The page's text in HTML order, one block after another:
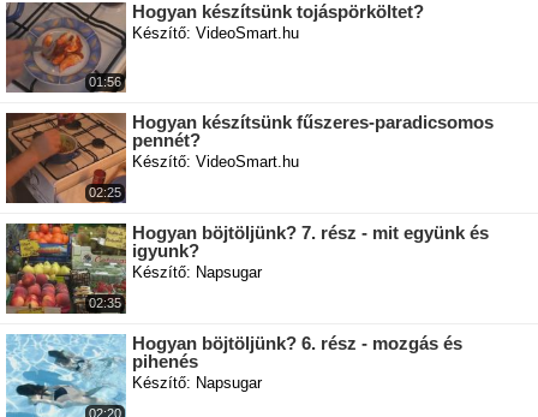
01:56
Hogyan készítsünk tojáspörköltet?
Készítő: VideoSmart.hu
02:25
Hogyan készítsünk fűszeres-paradicsomos
pennét?
Készítő: VideoSmart.hu
02:35
Hogyan böjtöljünk? 7. rész - mit együnk és
igyunk?
Készítő: Napsugar
02:20
Hogyan böjtöljünk? 6. rész - mozgás és
pihenés
Készítő: Napsugar